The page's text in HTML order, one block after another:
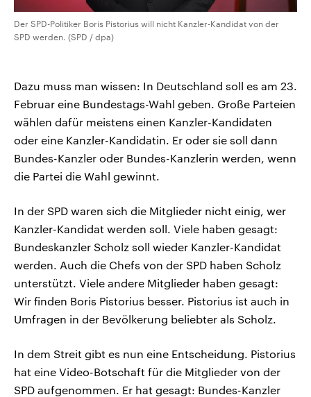
Der SPD-Politiker Boris Pistorius will nicht Kanzler-Kandidat von der
SPD werden. (SPD / dpa)
Dazu muss man wissen: In Deutschland soll es am 23.
Februar eine Bundestags-Wahl geben. Große Parteien
wählen dafür meistens einen Kanzler-Kandidaten
oder eine Kanzler-Kandidatin. Er oder sie soll dann
Bundes-Kanzler oder Bundes-Kanzlerin werden, wenn
die Partei die Wahl gewinnt.
In der SPD waren sich die Mitglieder nicht einig, wer
Kanzler-Kandidat werden soll. Viele haben gesagt:
Bundeskanzler Scholz soll wieder Kanzler-Kandidat
werden. Auch die Chefs von der SPD haben Scholz
unterstützt. Viele andere Mitglieder haben gesagt:
Wir finden Boris Pistorius besser. Pistorius ist auch in
Umfragen in der Bevölkerung beliebter als Scholz.
In dem Streit gibt es nun eine Entscheidung. Pistorius
hat eine Video-Botschaft für die Mitglieder von der
SPD aufgenommen. Er hat gesagt: Bundes-Kanzler